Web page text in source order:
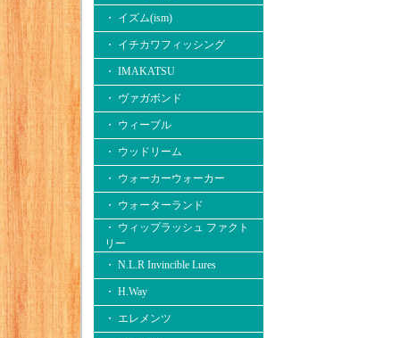
・ イズム(ism)
・ イチカワフィッシング
・ IMAKATSU
・ ヴァガボンド
・ ウィーブル
・ ウッドリーム
・ ウォーカーウォーカー
・ ウォーターランド
・ ウィップラッシュ ファクト
リー
・ N.L.R Invincible Lures
・ H.Way
・ エレメンツ